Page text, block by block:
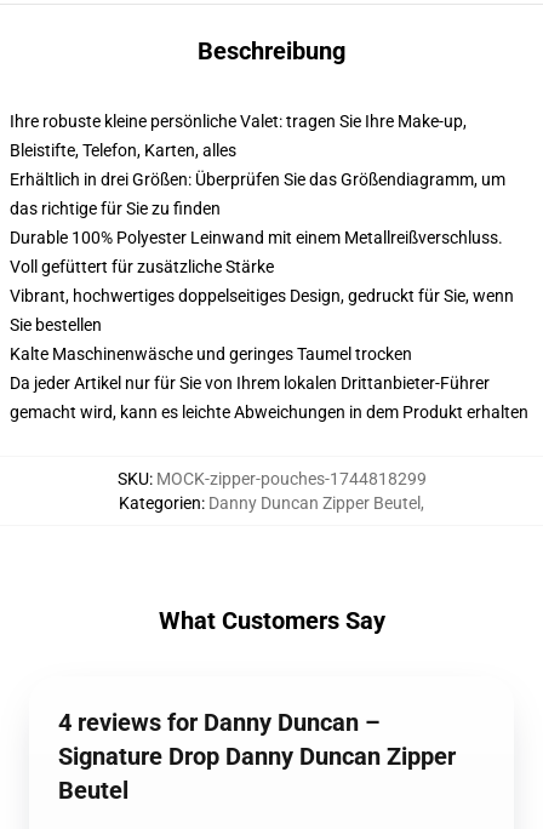
Beschreibung
Ihre robuste kleine persönliche Valet: tragen Sie Ihre Make-up,
Bleistifte, Telefon, Karten, alles
Erhältlich in drei Größen: Überprüfen Sie das Größendiagramm, um
das richtige für Sie zu finden
Durable 100% Polyester Leinwand mit einem Metallreißverschluss.
Voll gefüttert für zusätzliche Stärke
Vibrant, hochwertiges doppelseitiges Design, gedruckt für Sie, wenn
Sie bestellen
Kalte Maschinenwäsche und geringes Taumel trocken
Da jeder Artikel nur für Sie von Ihrem lokalen Drittanbieter-Führer
gemacht wird, kann es leichte Abweichungen in dem Produkt erhalten
SKU: MOCK-zipper-pouches-1744818299
Kategorien: Danny Duncan Zipper Beutel ,
What Customers Say
4 reviews for Danny Duncan –
Signature Drop Danny Duncan Zipper
Beutel